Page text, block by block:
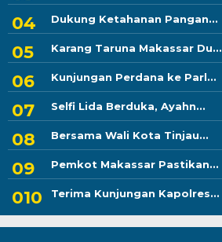
Dukung Ketahanan Pangan...
Karang Taruna Makassar Du...
Kunjungan Perdana ke Parl...
Selfi Lida Berduka, Ayahn...
Bersama Wali Kota Tinjau...
Pemkot Makassar Pastikan...
Terima Kunjungan Kapolres...